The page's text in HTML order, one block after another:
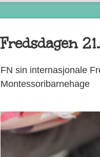
Fredsdagen
FN sin internasjonale
Montessoribarnehage